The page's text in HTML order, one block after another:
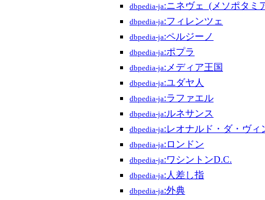
dbpedia-ja:ニネヴェ_(メソポタミ
dbpedia-ja:フィレンツェ
dbpedia-ja:ペルジーノ
dbpedia-ja:ポプラ
dbpedia-ja:メディア王国
dbpedia-ja:ユダヤ人
dbpedia-ja:ラファエル
dbpedia-ja:ルネサンス
dbpedia-ja:レオナルド・ダ・ヴィ
dbpedia-ja:ロンドン
dbpedia-ja:ワシントンD.C.
dbpedia-ja:人差し指
dbpedia-ja:外典